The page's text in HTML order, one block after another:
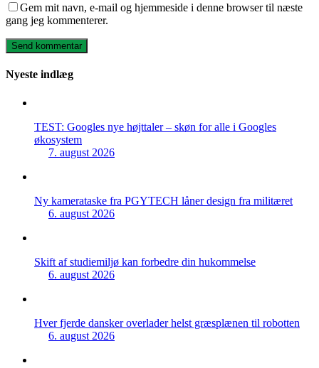
Gem mit navn, e-mail og hjemmeside i denne browser til næste
gang jeg kommenterer.
Nyeste indlæg
TEST: Googles nye højttaler – skøn for alle i Googles
økosystem
7. august 2026
Ny kamerataske fra PGYTECH låner design fra militæret
6. august 2026
Skift af studiemiljø kan forbedre din hukommelse
6. august 2026
Hver fjerde dansker overlader helst græsplænen til robotten
6. august 2026